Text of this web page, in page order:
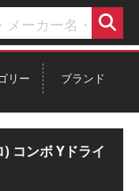
ブランド
リー
コンボ Yドライ